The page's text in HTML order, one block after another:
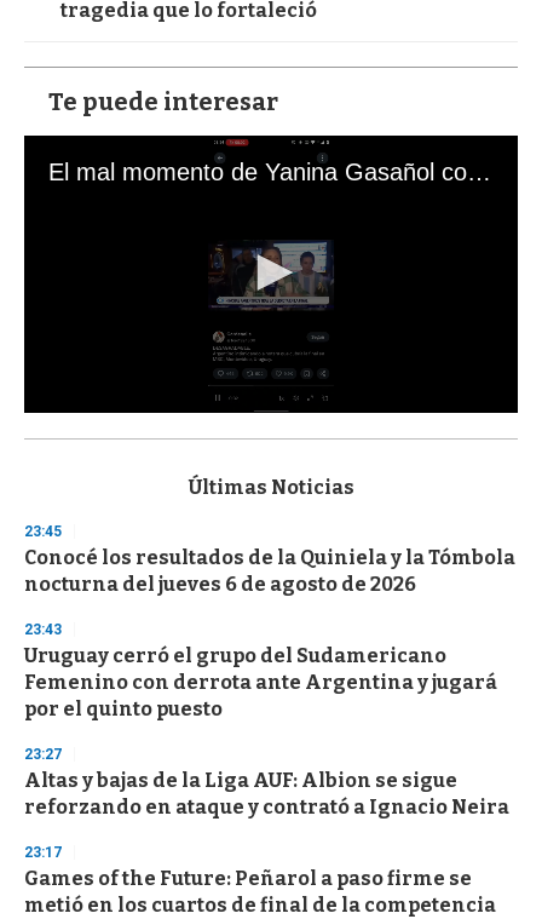
tragedia que lo fortaleció
Te puede interesar
El mal momento de Yanina Gasañol con un hincha argentino en "Subrayado"
s
d
s
o
f
3
s
e
c
o
d
s
Últimas Noticias
23:45
Conocé los resultados de la Quiniela y la Tómbola
nocturna del jueves 6 de agosto de 2026
23:43
Uruguay cerró el grupo del Sudamericano
Femenino con derrota ante Argentina y jugará
por el quinto puesto
23:27
Altas y bajas de la Liga AUF: Albion se sigue
reforzando en ataque y contrató a Ignacio Neira
23:17
Games of the Future: Peñarol a paso firme se
metió en los cuartos de final de la competencia